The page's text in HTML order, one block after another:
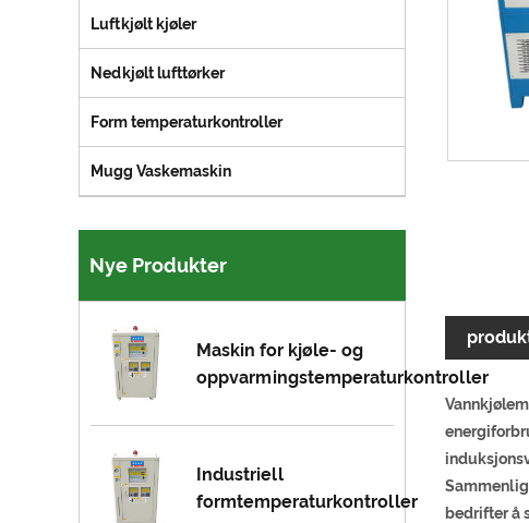
Luftkjølt kjøler
Nedkjølt lufttørker
Form temperaturkontroller
Mugg Vaskemaskin
Nye Produkter
Maskin for kjøle- og
oppvarmingstemperaturkontroller
Industriell
formtemperaturkontroller
bedrifter å